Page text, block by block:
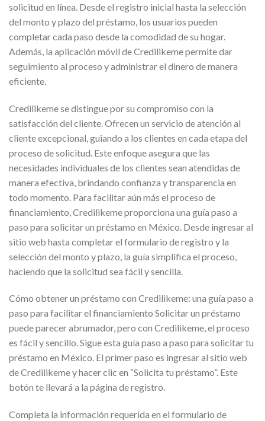
solicitud en línea. Desde el registro inicial hasta la selección
del monto y plazo del préstamo, los usuarios pueden
completar cada paso desde la comodidad de su hogar.
Además, la aplicación móvil de Credilikeme permite dar
seguimiento al proceso y administrar el dinero de manera
eficiente.
Credilikeme se distingue por su compromiso con la
satisfacción del cliente. Ofrecen un servicio de atención al
cliente excepcional, guiando a los clientes en cada etapa del
proceso de solicitud. Este enfoque asegura que las
necesidades individuales de los clientes sean atendidas de
manera efectiva, brindando confianza y transparencia en
todo momento. Para facilitar aún más el proceso de
financiamiento, Credilikeme proporciona una guía paso a
paso para solicitar un préstamo en México. Desde ingresar al
sitio web hasta completar el formulario de registro y la
selección del monto y plazo, la guía simplifica el proceso,
haciendo que la solicitud sea fácil y sencilla.
Cómo obtener un préstamo con Credilikeme: una guía paso a
paso para facilitar el financiamiento Solicitar un préstamo
puede parecer abrumador, pero con Credilikeme, el proceso
es fácil y sencillo. Sigue esta guía paso a paso para solicitar tu
préstamo en México. El primer paso es ingresar al sitio web
de Credilikeme y hacer clic en “Solicita tu préstamo”. Este
botón te llevará a la página de registro.
Completa la información requerida en el formulario de